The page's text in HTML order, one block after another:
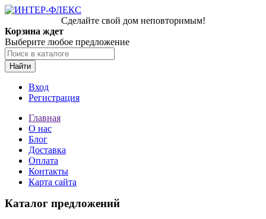
Сделайте свой дом неповторимым!
Корзина ждет
Выберите любое предложение
Найти
Вход
Регистрация
Главная
О нас
Блог
Доставка
Оплата
Контакты
Карта сайта
Каталог предложений